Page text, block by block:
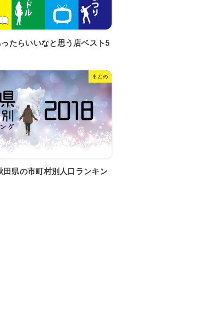
たらいいなと思う店ベスト5
まとめ
田県の市町村別人口ランキン